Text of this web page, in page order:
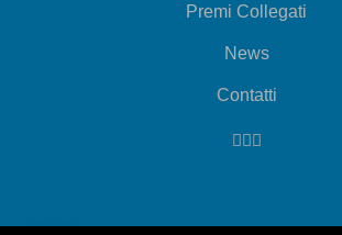
Premi Collegati
News
Contatti